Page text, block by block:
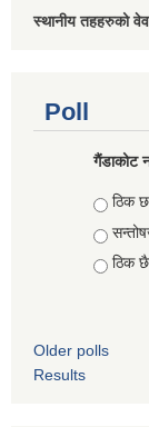
स्थानीय तहहरुको
Poll
गैंडाकोट
Choices
ठिक छ
ठिक
Older polls
Results